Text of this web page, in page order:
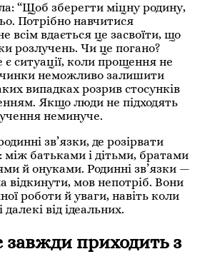
“Щоб зберегти міцну родину,
Потрібно навчитися
всім вдається це засвоїти, що
розлучень. Чи це погано?
ситуації, коли прощення не
неможливо залишити
випадках розрив стосунків
Якщо люди не підходять
неминуче.
зв’язки, де розірвати
між батьками і дітьми, братами
й онуками. Родинні зв’язки —
відкинути, мов непотріб. Вони
роботи й уваги, навіть коли
від ідеальних.
завжди приходить з